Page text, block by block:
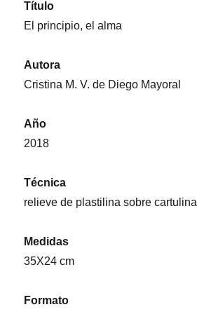
Título
El principio, el alma
Autora
Cristina M. V. de Diego Mayoral
Año
2018
Técnica
relieve de plastilina sobre cartulina
Medidas
35X24 cm
Formato